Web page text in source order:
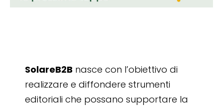
SolareB2B nasce con l’obiettivo di
realizzare e diffondere strumenti
editoriali che possano supportare la